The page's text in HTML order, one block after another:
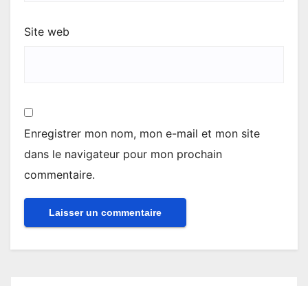
Site web
Enregistrer mon nom, mon e-mail et mon site
dans le navigateur pour mon prochain
commentaire.